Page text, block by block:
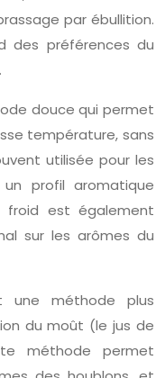
par ébullition.
des préférences du
douce qui permet
température, sans
utilisée pour les
profil aromatique
froid est également
sur les arômes du
une méthode plus
du moût (le jus de
méthode permet